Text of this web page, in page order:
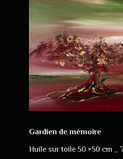
Gardien de mémoire
Huile sur toile 50 ×50 cm _